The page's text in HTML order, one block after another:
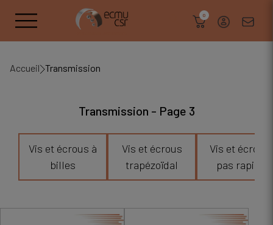
0
Accueil Transmission
Transmission - Page 3
Vis et écrous à
billes
Vis et écrous
trapézoïdal
Vis et écrou à
pas rapide